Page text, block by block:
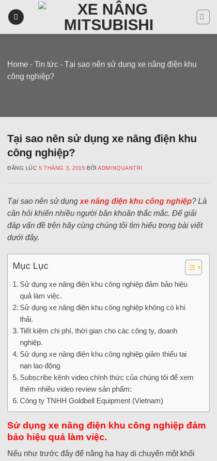
Home - Tin tức - Tại sao nên sử dụng xe nâng điện khu
công nghiệp?
Tại sao nên sử dụng xe nâng điện khu
công nghiệp?
ĐĂNG LÚC5 THÁNG 3, 2019 BỞIADMINQUANTRI
Tại sao nên sử dụng xe nâng điện khu công nghiệp? Là
cân hỏi khiến nhiều người băn khoăn thắc mắc. Để giải
đáp vấn đề trên hãy cùng chúng tôi tìm hiểu trong bài viết
dưới đây.
Mục Lục
Sử dụng xe nâng điện khu công nghiệp đảm bảo hiệu
quả làm việc.
Sử dụng xe nâng điện khu công nghiệp không có khí
thải.
Tiết kiệm chi phí, thời gian cho các công ty, doanh
nghiệp.
Sử dụng xe nâng điện khu công nghiệp giảm thiểu tai
nạn lao động
Subscribe kênh video chính thức của chúng tôi để xem
thêm nhiều video review sản phẩm:
Công ty TNHH Goldbell Equipment (Vietnam)
Sử dụng xe nâng điện khu công nghiệp đảm
bảo hiệu quả làm việc.
Nếu như trước đây để nâng hạ hay di chuyển một khối